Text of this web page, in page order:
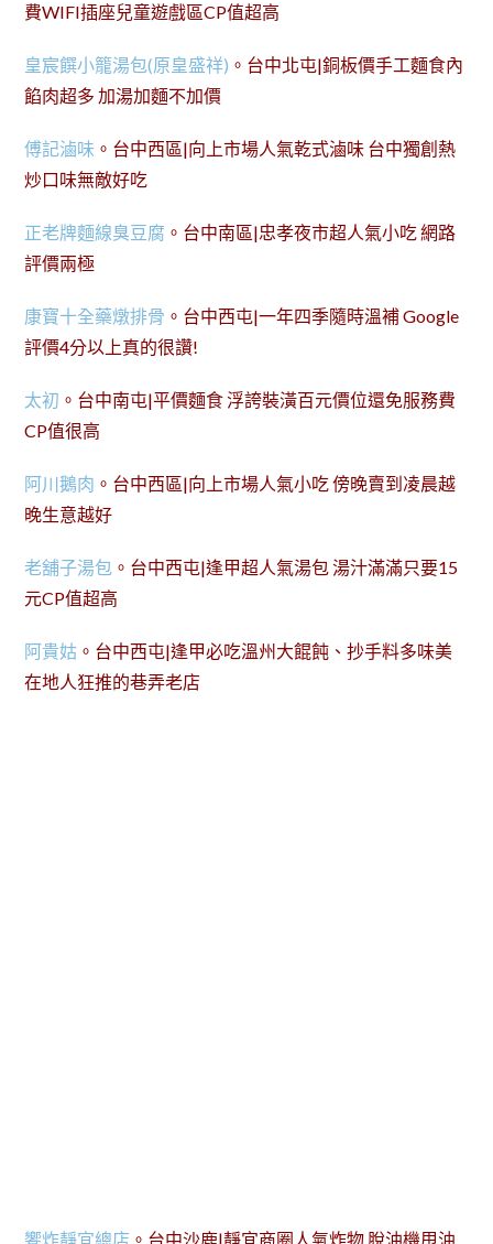
費WIFI插座兒童遊戲區CP值超高
皇宸饌小籠湯包(原皇盛祥) 。台中北屯|銅板價手工麵食內
餡肉超多 加湯加麵不加價
傅記滷味 。台中西區|向上市場人氣乾式滷味 台中獨創熱
炒口味無敵好吃
正老牌麵線臭豆腐 。台中南區|忠孝夜市超人氣小吃 網路
評價兩極
康寶十全藥燉排骨 。台中西屯|一年四季隨時溫補 Google
評價4分以上真的很讚!
太初 。台中南屯|平價麵食 浮誇裝潢百元價位還免服務費
CP值很高
阿川鵝肉 。台中西區|向上市場人氣小吃 傍晚賣到凌晨越
晚生意越好
老舖子湯包 。台中西屯|逢甲超人氣湯包 湯汁滿滿只要15
元CP值超高
阿貴姑 。台中西屯|逢甲必吃溫州大餛飩、抄手料多味美
在地人狂推的巷弄老店
饗炸靜宜總店 。台中沙鹿|靜宜商圈人氣炸物 脫油機甩油